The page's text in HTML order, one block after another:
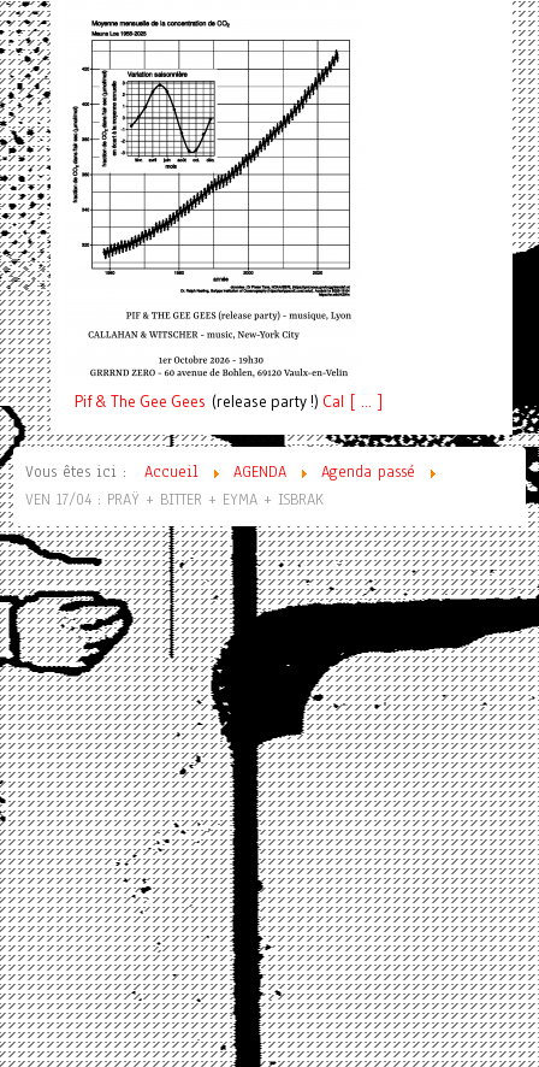
Pif& The Gee Gees (release party !) Cal [ ... ]
Vous êtes ici : Accueil AGENDA
Agenda passé
VEN 17/04 : PRAŸ + BITTER + EYMA + ISBRAK